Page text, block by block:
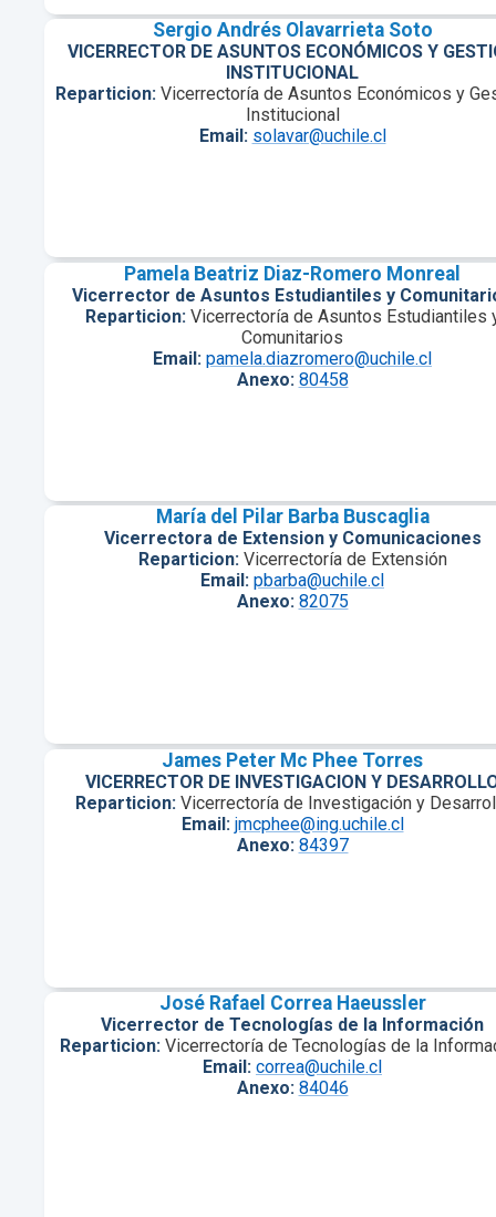
Sergio Andrés Olavarrieta Soto
VICERRECTOR DE ASUNTOS ECONÓMICOS Y
INSTITUCIONAL
Reparticion: Vicerrectoría de Asuntos Económicos y
Institucional
Email: solavar@uchile.cl
Pamela Beatriz Diaz-Romero Monreal
Vicerrector de Asuntos Estudiantiles y
Reparticion: Vicerrectoría de Asuntos Estudiantiles
Comunitarios
Email: pamela.diazromero@uchile.cl
Anexo: 80458
María del Pilar Barba Buscaglia
Vicerrectora de Extension y Comunicaciones
Reparticion: Vicerrectoría de Extensión
Email: pbarba@uchile.cl
Anexo: 82075
James Peter Mc Phee Torres
VICERRECTOR DE INVESTIGACION Y
Reparticion: Vicerrectoría de Investigación y
Email: jmcphee@ing.uchile.cl
Anexo: 84397
José Rafael Correa Haeussler
Vicerrector de Tecnologías de la Información
Reparticion: Vicerrectoría de Tecnologías de la
Email: correa@uchile.cl
Anexo: 84046